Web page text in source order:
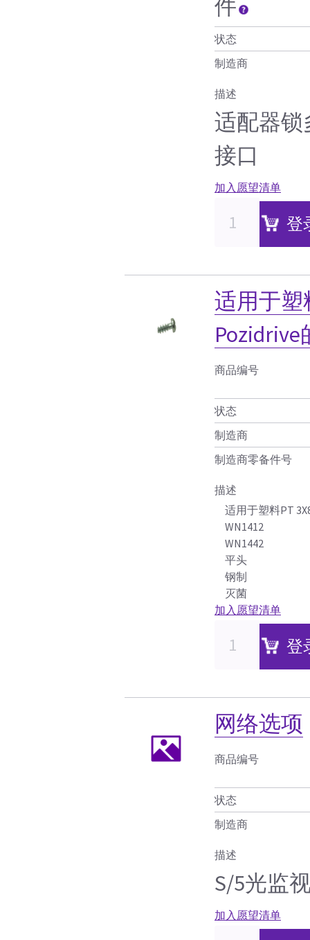
件
状态
制造商
描述
适配器
接口
加入愿望清单
登
适用于塑
商品编号
状态
制造商
制造商零备件号
描述
适用于塑料PT
WN1412
WN1442
平头
钢制
灭菌
加入愿望清单
登
网络选项
商品编号
状态
制造商
描述
S/5光监
加入愿望清单